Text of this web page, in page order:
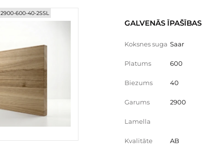
2900-600-40-2SSL
GALVENĀS ĪPAŠĪBAS
Koksnes suga Saar
Platums 600
Biezums 40
Garums 2900
Lamella
Kvalitāte AB